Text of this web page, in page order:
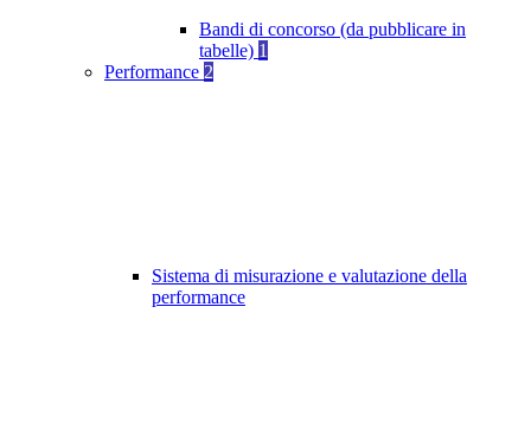
Bandi di concorso (da pubblicare in
tabelle) 1
Performance 2
Sistema di misurazione e valutazione della
performance